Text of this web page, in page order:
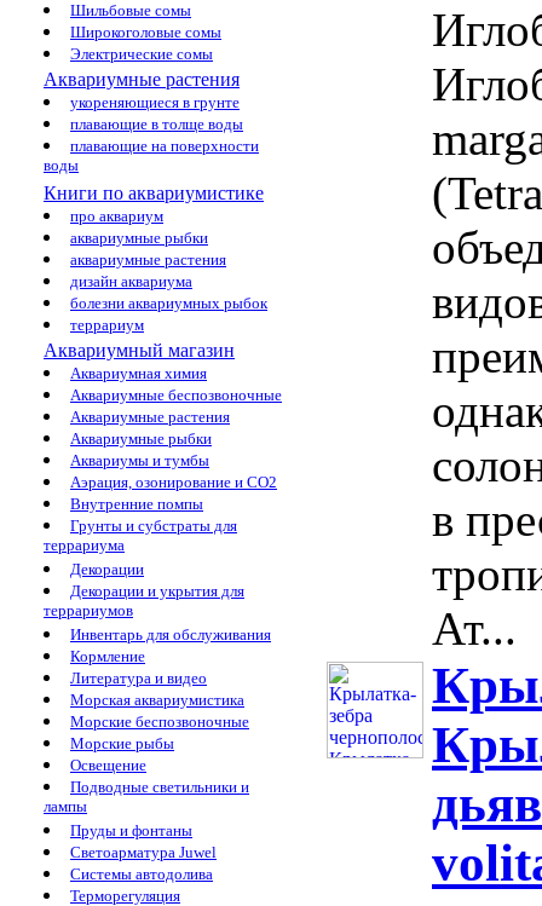
Шильбовые сомы
Широкоголовые сомы
Электрические сомы
Аквариумные растения
укореняющиеся в грунте
плавающие в толще воды
плавающие на поверхности
воды
Книги по аквариумистике
про аквариум
аквариумные рыбки
аквариумные растения
дизайн аквариума
болезни аквариумных рыбок
террариум
Аквариумный магазин
Аквариумная химия
Аквариумные беспозвоночные
Аквариумные растения
Аквариумные рыбки
Аквариумы и тумбы
Аэрация, озонирование и CO2
Внутренние помпы
Грунты и субстраты для
террариума
Декорации
Декорации и укрытия для
террариумов
Инвентарь для обслуживания
Кормление
Литература и видео
Морская аквариумистика
Морские беспозвоночные
Морские рыбы
Освещение
Подводные светильники и
лампы
Пруды и фонтаны
Светоарматура Juwel
Системы автодолива
Терморегуляция
в
Ат...